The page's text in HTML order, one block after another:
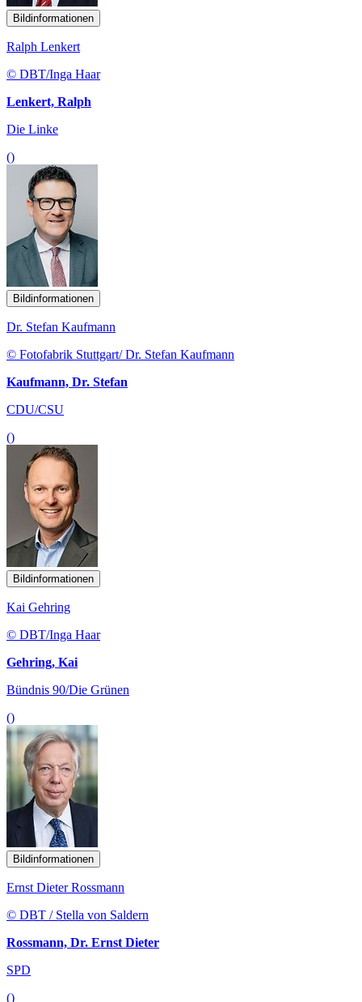
Bildinformationen
Ralph Lenkert
© DBT/Inga Haar
Lenkert, Ralph
Die Linke
()
Bildinformationen
Dr. Stefan Kaufmann
© Fotofabrik Stuttgart/ Dr. Stefan Kaufmann
Kaufmann, Dr. Stefan
CDU/CSU
()
Bildinformationen
Kai Gehring
© DBT/Inga Haar
Gehring, Kai
Bündnis 90/Die Grünen
()
Bildinformationen
Ernst Dieter Rossmann
© DBT / Stella von Saldern
Rossmann, Dr. Ernst Dieter
SPD
()